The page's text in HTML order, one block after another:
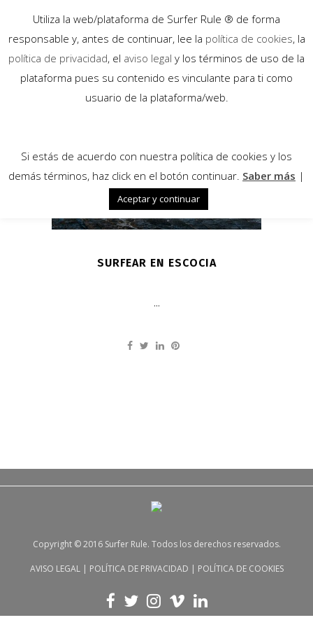
03
SURFEAR EN ESCOCIA
...
Copyright © 2016 Surfer Rule. Todos los derechos reservados.
AVISO LEGAL| POLÍTICA DE PRIVACIDAD | POLÍTICA DE COOKIES
Utiliza la web/plataforma de Surfer Rule ® de forma
responsable y, antes de continuar, lee la política de cookies, la
política de privacidad, el aviso legal y los términos de uso de la
plataforma pues su contenido es vinculante para ti como
usuario de la plataforma/web.
Si estás de acuerdo con nuestra política de cookies y los
demás términos, haz click en el botón continuar. Saber más |
Aceptar y continuar